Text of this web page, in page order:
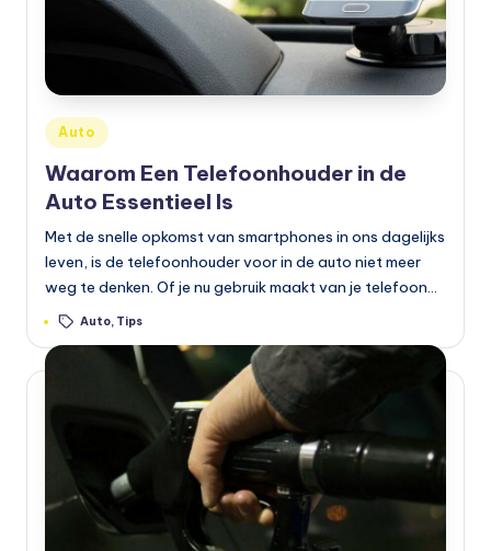
,
a
u
t
o
e
m
o
Geplaatst
in
Auto
Waarom Een Telefoonhouder in de
Auto Essentieel Is
Met de snelle opkomst van smartphones in ons dagelijks
leven, is de telefoonhouder voor in de auto niet meer
weg te denken. Of je nu gebruik maakt van je telefoon…
Tags: Auto, Tips